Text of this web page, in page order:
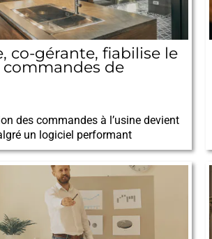
co-gérante, fiabilise le
commandes de
des commandes à l’usine devient
un logiciel performant